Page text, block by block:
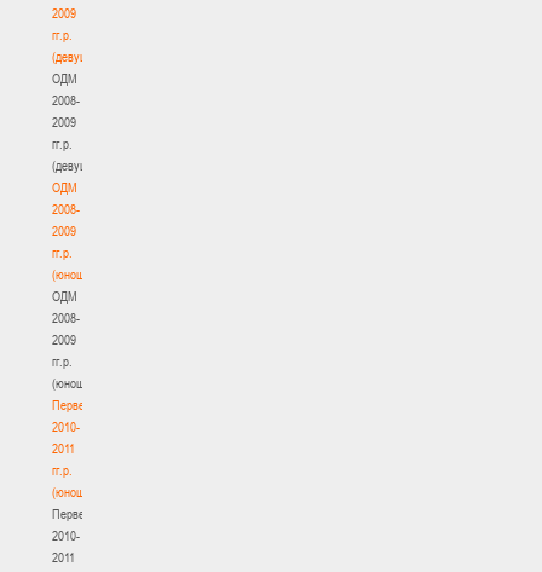
2009
гг.р.
(девушки)
ОДМ
2008-
2009
гг.р.
(девушки)
ОДМ
2008-
2009
гг.р.
(юноши)
ОДМ
2008-
2009
гг.р.
(юноши)
Первенство
2010-
2011
гг.р.
(юноши)
Первенство
2010-
2011